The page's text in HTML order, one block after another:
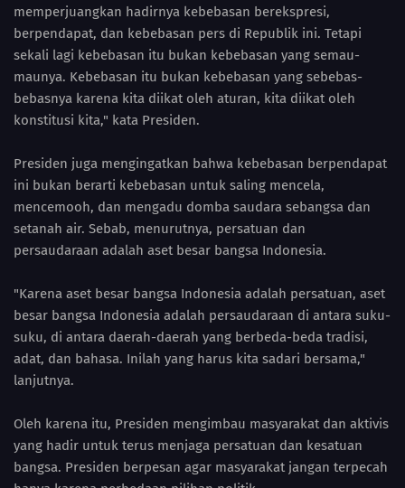
memperjuangkan hadirnya kebebasan berekspresi,
berpendapat, dan kebebasan pers di Republik ini. Tetapi
sekali lagi kebebasan itu bukan kebebasan yang semau-
maunya. Kebebasan itu bukan kebebasan yang sebebas-
bebasnya karena kita diikat oleh aturan, kita diikat oleh
konstitusi kita," kata Presiden.
Presiden juga mengingatkan bahwa kebebasan berpendapat
ini bukan berarti kebebasan untuk saling mencela,
mencemooh, dan mengadu domba saudara sebangsa dan
setanah air. Sebab, menurutnya, persatuan dan
persaudaraan adalah aset besar bangsa Indonesia.
"Karena aset besar bangsa Indonesia adalah persatuan, aset
besar bangsa Indonesia adalah persaudaraan di antara suku-
suku, di antara daerah-daerah yang berbeda-beda tradisi,
adat, dan bahasa. Inilah yang harus kita sadari bersama,"
lanjutnya.
Oleh karena itu, Presiden mengimbau masyarakat dan aktivis
yang hadir untuk terus menjaga persatuan dan kesatuan
bangsa. Presiden berpesan agar masyarakat jangan terpecah